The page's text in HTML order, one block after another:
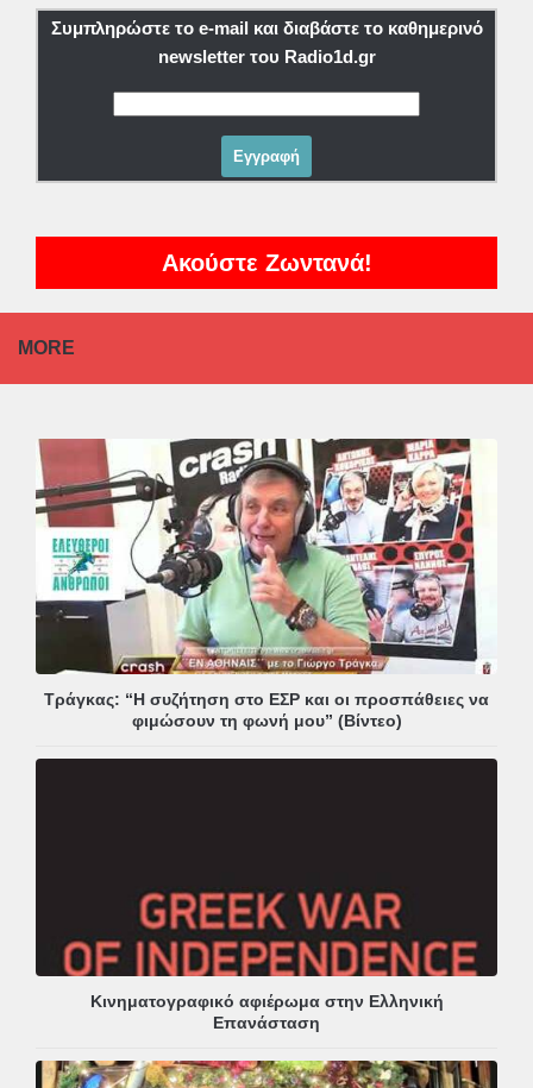
Συμπληρώστε το e-mail και διαβάστε το καθημερινό
newsletter του Radio1d.gr
Ακούστε Ζωντανά!
MORE
Τράγκας: “Η συζήτηση στο ΕΣΡ και οι προσπάθειες να
φιμώσουν τη φωνή μου” (Βίντεο)
Κινηματογραφικό αφιέρωμα στην Ελληνική
Επανάσταση